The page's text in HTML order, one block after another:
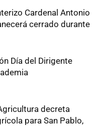
Cardenal Antonio
cerrado durante
Día del Dirigente
decreta
para San Pablo,